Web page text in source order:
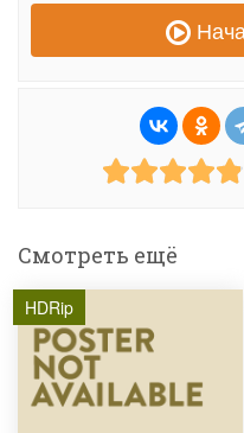
Смотреть ещё
HDRip